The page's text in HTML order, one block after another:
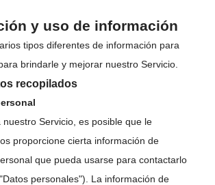
y uso de información
tipos diferentes de información para
brindarle y mejorar nuestro Servicio.
recopilados
nuestro Servicio, es posible que le
proporcione cierta información de
que pueda usarse para contactarlo
personales"). La información de